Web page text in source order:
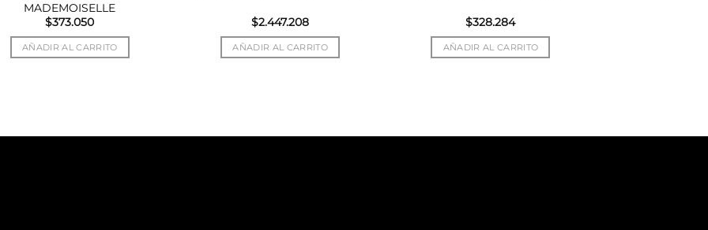
MADEMOISELLE
$373.050
AÑADIR AL CARRITO
$2.447.208
AÑADIR AL CARRITO
$328.284
AÑADIR AL CARRITO